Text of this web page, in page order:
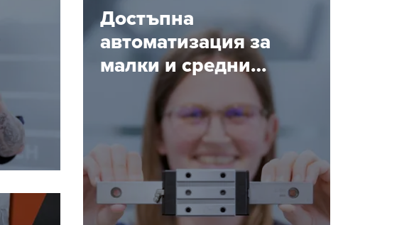
Достъпна
автоматизация за
малки и средни
предприятия:
методът RBTX